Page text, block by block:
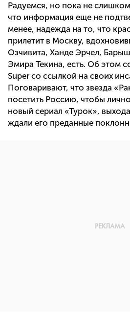
Радуемся, но пока не
что информация еще не
менее, надежда на то, что
прилетит в Москву,
Озчивита, Ханде Эрчел,
Эмира Текина, есть. Об этом
Super со ссылкой на своих
Поговаривают, что звезда
посетить Россию, чтобы
новый сериал «Турок»,
ждали его преданные